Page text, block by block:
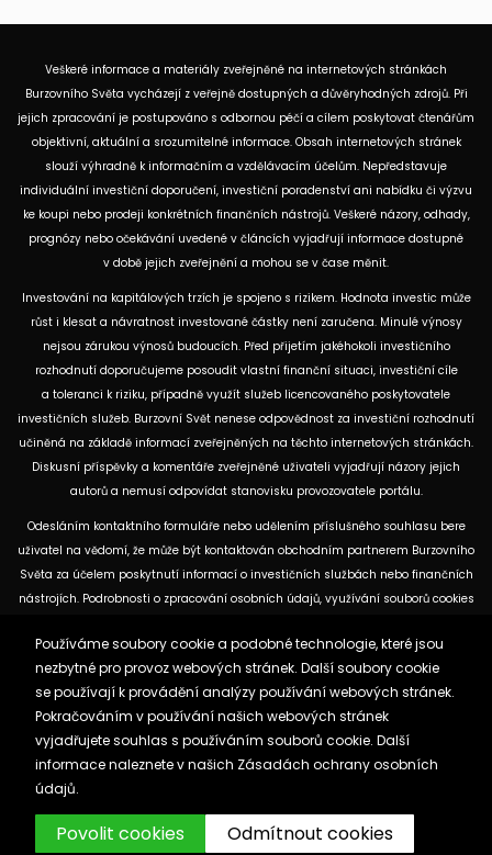
Veškeré informace a materiály zveřejněné na internetových stránkách
Burzovního Světa vycházejí z veřejně dostupných a důvěryhodných zdrojů. Při
jejich zpracování je postupováno s odbornou péčí a cílem poskytovat čtenářům
objektivní, aktuální a srozumitelné informace. Obsah internetových stránek
slouží výhradně k informačním a vzdělávacím účelům. Nepředstavuje
individuální investiční doporučení, investiční poradenství ani nabídku či výzvu
ke koupi nebo prodeji konkrétních finančních nástrojů. Veškeré názory, odhady,
prognózy nebo očekávání uvedené v článcích vyjadřují informace dostupné
v době jejich zveřejnění a mohou se v čase měnit.
Investování na kapitálových trzích je spojeno s rizikem. Hodnota investic může
růst i klesat a návratnost investované částky není zaručena. Minulé výnosy
nejsou zárukou výnosů budoucích. Před přijetím jakéhokoli investičního
rozhodnutí doporučujeme posoudit vlastní finanční situaci, investiční cíle
a toleranci k riziku, případně využít služeb licencovaného poskytovatele
investičních služeb. Burzovní Svět nenese odpovědnost za investiční rozhodnutí
učiněná na základě informací zveřejněných na těchto internetových stránkách.
Diskusní příspěvky a komentáře zveřejněné uživateli vyjadřují názory jejich
autorů a nemusí odpovídat stanovisku provozovatele portálu.
Odesláním kontaktního formuláře nebo udělením příslušného souhlasu bere
uživatel na vědomí, že může být kontaktován obchodním partnerem Burzovního
Světa za účelem poskytnutí informací o investičních službách nebo finančních
nástrojích. Podrobnosti o zpracování osobních údajů, využívání souborů cookies
dostupných na těchto internetových stránkách. U jednotlivých článků mohou
být uvedeny informace o použitých zdrojích, datu původní analýzy nebo datu,
ke kterému se vztahují uvedené tržní údaje.
Zásady ochrany osobních údajů a cookies
Reklama
Burzovnisvet.cz © 2026
Používáme soubory cookie a podobné technologie, které jsou
nezbytné pro provoz webových stránek. Další soubory cookie
se používají k provádění analýzy používání webových stránek.
Pokračováním v používání našich webových stránek
vyjadřujete souhlas s používáním souborů cookie. Další
informace naleznete v našich Zásadách ochrany osobních
údajů.
Povolit cookies Odmítnout cookies